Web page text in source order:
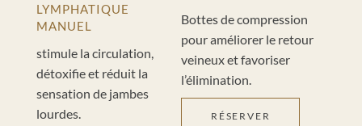
LYMPHATIQUE
MANUEL
stimule la circulation,
détoxifie et réduit la
sensation de jambes
lourdes.
Bottes de compression
pour améliorer le retour
veineux et favoriser
l’élimination.
RÉSERVER